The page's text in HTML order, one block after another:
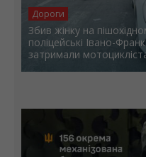
Дороги
Збив жінку на
поліцейські Івано-
затримали